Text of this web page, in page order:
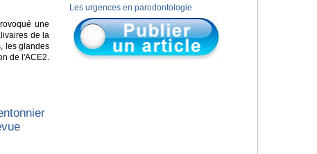
une
de la
les glandes
de l'ACE2.
Les urgences en parodontologie